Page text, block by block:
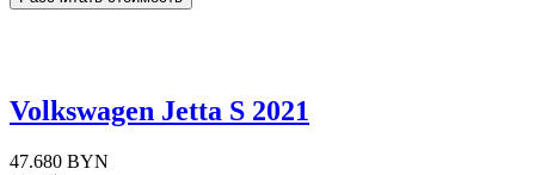
Volkswagen Jetta S 2021
47.680 BYN